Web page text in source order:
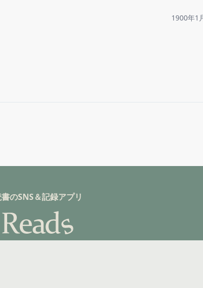
1900年1
のSNS＆記録アプリ